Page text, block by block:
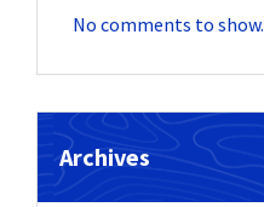
No comments to show.
Archives